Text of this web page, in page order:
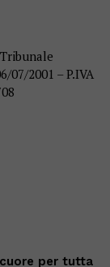
07/2001 – P.IVA
per tutta